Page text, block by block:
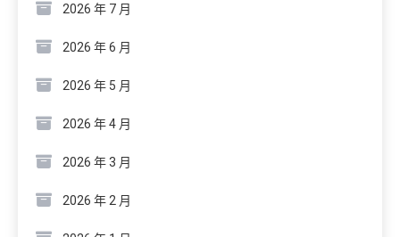
2026 年 7 月
2026 年 6 月
2026 年 5 月
2026 年 4 月
2026 年 3 月
2026 年 2 月